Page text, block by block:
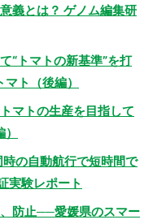
義とは？ ゲノム編集研
“トマトの新基準”を打
ト（後編）
マトの生産を目指して
時の自動航行で短時間で
実験レポート
防止──愛媛県のスマー